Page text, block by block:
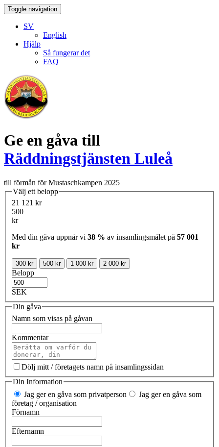
Toggle navigation
SV
English
Hjälp
Så fungerar det
FAQ
Ge en gåva till
Räddningstjänsten Luleå
till förmån för Mustaschkampen 2025
Välj ett belopp
21 121 kr
500
kr
Med din gåva uppnår vi 38 % av insamlingsmålet på 57 001
kr
300 kr 500 kr 1 000 kr 2 000 kr
Belopp
SEK
Din gåva
Namn som visas på gåvan
Kommentar
Dölj mitt / företagets namn på insamlingssidan
Din Information
Jag ger en gåva som privatperson
Jag ger en gåva som
företag / organisation
Förnamn
Efternamn